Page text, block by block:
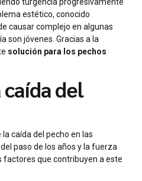
estético, conocido
causar complejo en algunas
son jóvenes. Gracias a la
solución para los pechos
caída del
caída del pecho en las
paso de los años y la fuerza
factores que contribuyen a este